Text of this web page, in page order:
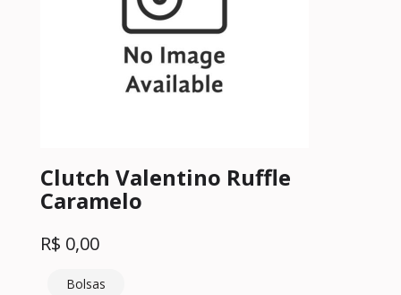
Clutch Valentino Ruffle
Caramelo
R$ 0,00
Bolsas